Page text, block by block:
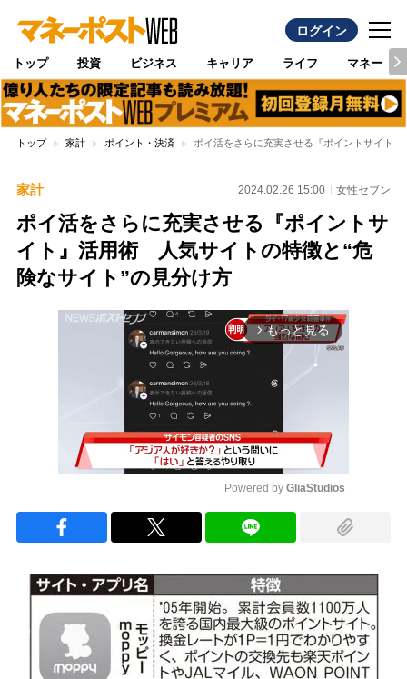
ログイン
トップ 投資 ビジネス キャリア ライフ マネー
トップ 家計 ポイント・決済 ポイ活をさらに充実させる『ポイントサイト
家計 2024.02.26 15:00 女性セブン
ポイ活をさらに充実させる『ポイントサ
イト』活用術 人気サイトの特徴と“危
険なサイト”の見分け方
arrow_forward_ios もっと見る
Powered by GliaStudios